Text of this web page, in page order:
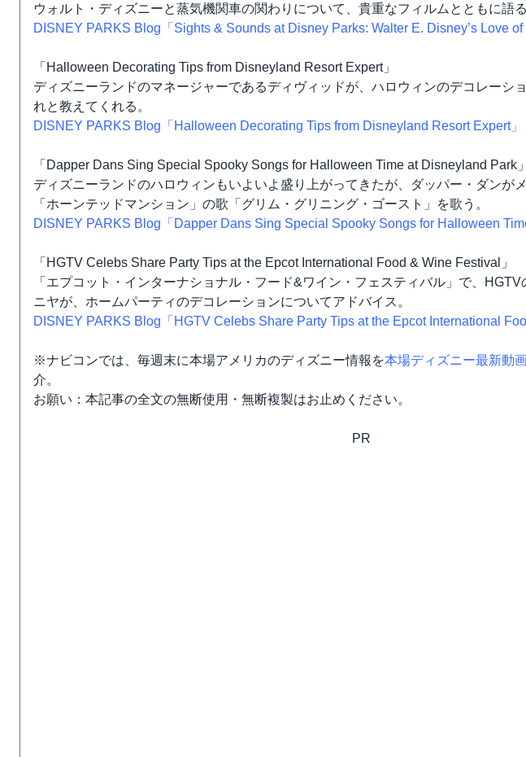
ウォルト・ディズニーと蒸気機関車の関わりについて、貴重なフィルムとともに語る
DISNEY PARKS Blog「Sights & Sounds at Disney Parks: Walter E. Disney’s Love of
「Halloween Decorating Tips from Disneyland Resort Expert」
ディズニーランドのマネージャーであるディヴィッドが、ハロウィンのデコレーシ
れと教えてくれる。
DISNEY PARKS Blog「Halloween Decorating Tips from Disneyland Resort Expert」
「Dapper Dans Sing Special Spooky Songs for Halloween Time at Disneyland Park」
ディズニーランドのハロウィンもいよいよ盛り上がってきたが、ダッパー・ダンが
「ホーンテッドマンション」の歌「グリム・グリニング・ゴースト」を歌う。
DISNEY PARKS Blog「Dapper Dans Sing Special Spooky Songs for Halloween
「HGTV Celebs Share Party Tips at the Epcot International Food & Wine Festival」
「エプコット・インターナショナル・フード&ワイン・フェスティバル」で、
ニヤが、ホームパーティのデコレーションについてアドバイス。
DISNEY PARKS Blog「HGTV Celebs Share Party Tips at the Epcot International
※ナビコンでは、毎週末に本場アメリカのディズニー情報を本場ディズニー最新動
介。
お願い：本記事の全文の無断使用・無断複製はお止めください。
PR